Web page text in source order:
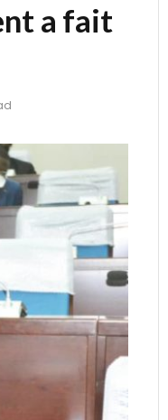
a fait